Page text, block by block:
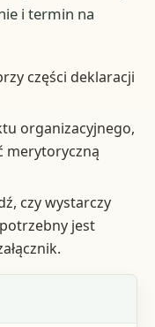
i termin na
części deklaracji
organizacyjnego,
merytoryczną
czy wystarczy
jest